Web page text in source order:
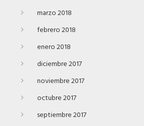
marzo 2018
febrero 2018
enero 2018
diciembre 2017
noviembre 2017
octubre 2017
septiembre 2017